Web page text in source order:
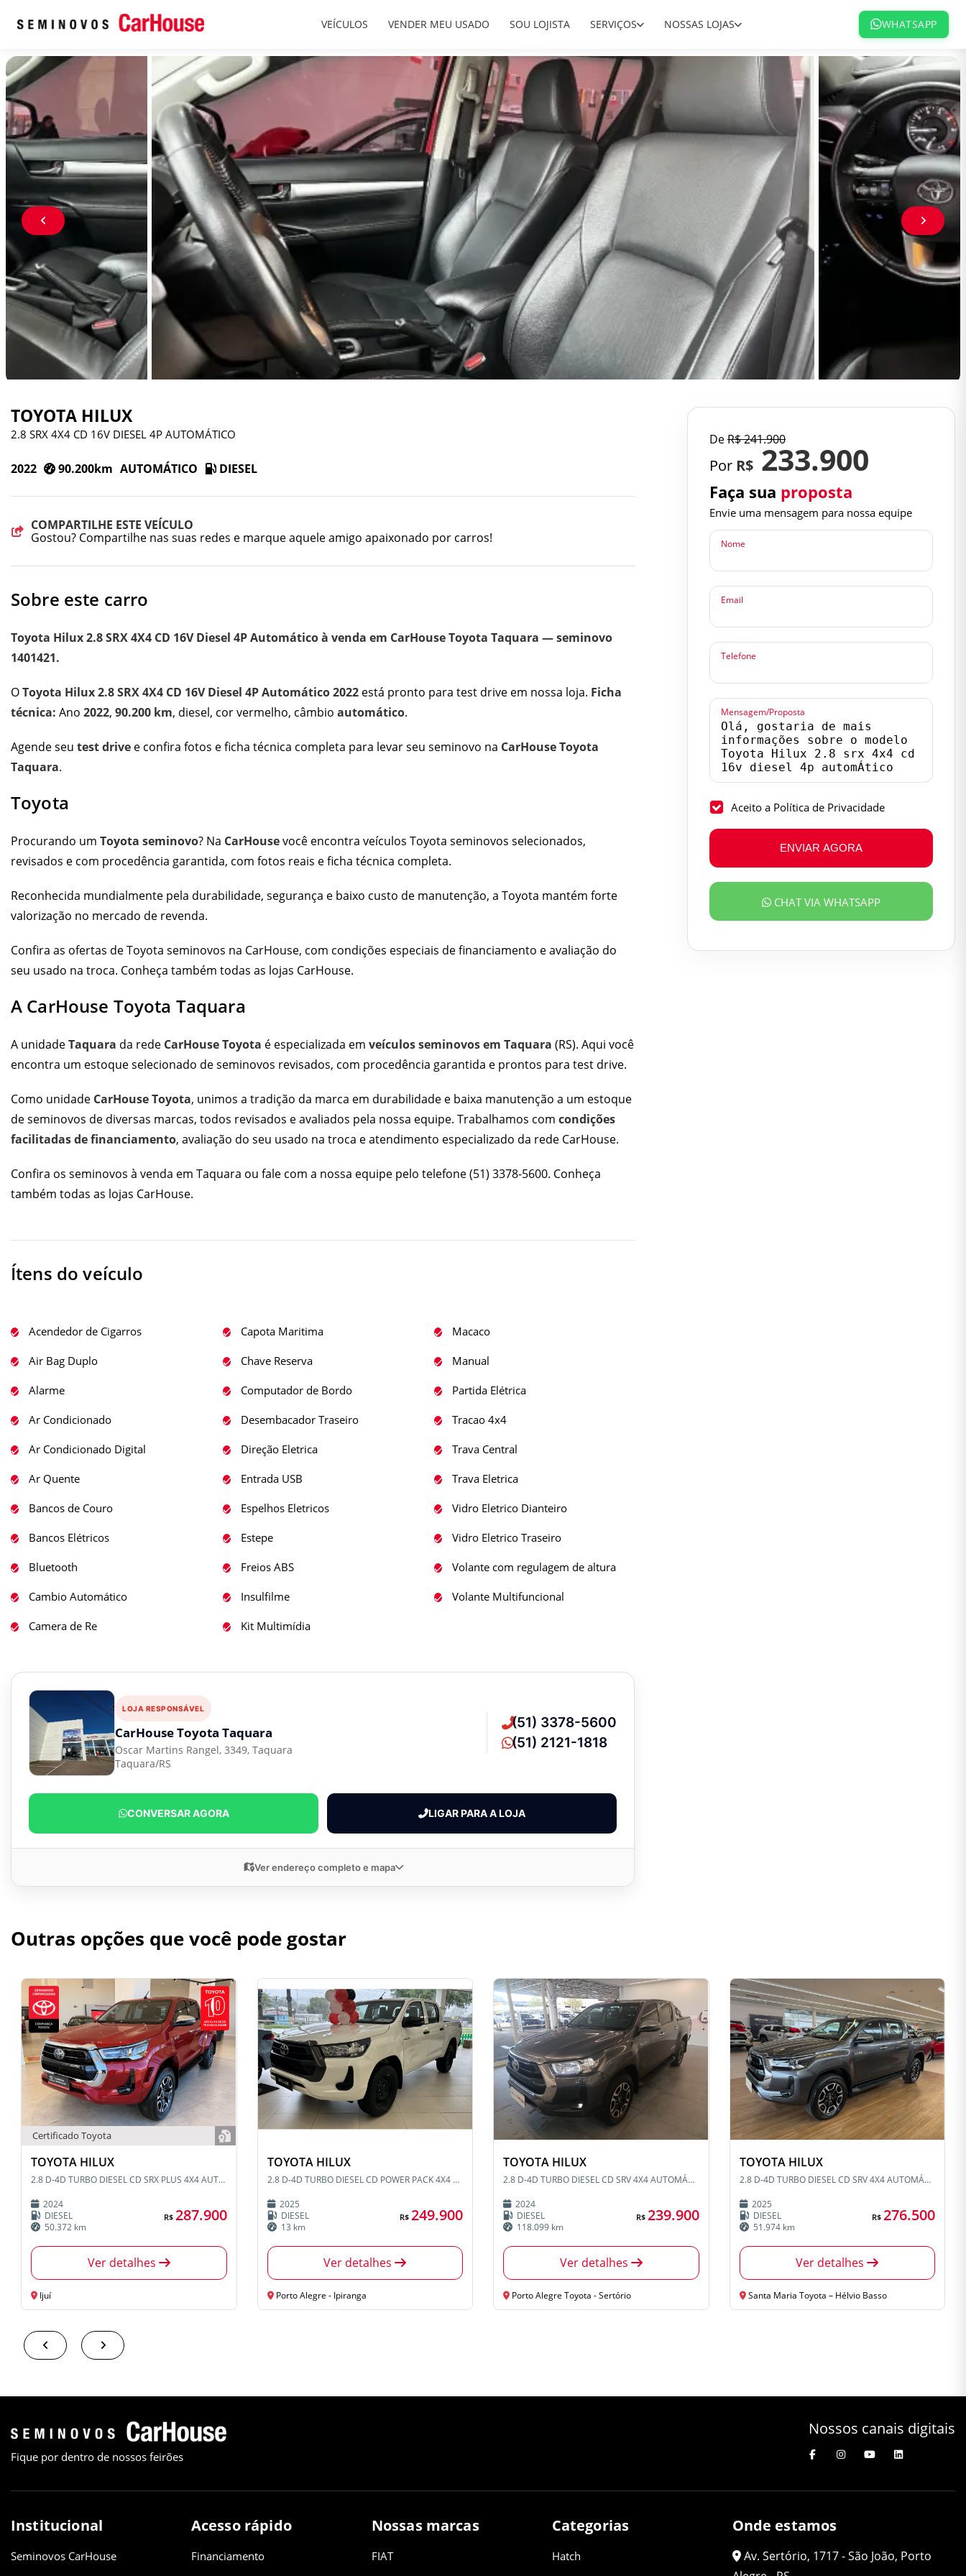
VEÍCULOS VENDER MEU USADO SOU LOJISTA SERVIÇOS NOSSAS LOJAS WHATSAPP
TOYOTA HILUX
2.8 SRX 4X4 CD 16V DIESEL 4P AUTOMÁTICO
2022 90.200km AUTOMÁTICO DIESEL
COMPARTILHE ESTE VEÍCULO
Gostou? Compartilhe nas suas redes e marque aquele amigo apaixonado por carros!
Sobre este carro
Toyota Hilux 2.8 SRX 4X4 CD 16V Diesel 4P Automático à venda em CarHouse Toyota Taquara — seminovo
1401421.
OToyota Hilux 2.8 SRX 4X4 CD 16V Diesel 4P Automático 2022 está pronto para test drive em nossa loja. Ficha
técnica: Ano 2022, 90.200 km, diesel, cor vermelho, câmbio automático.
Agende seu test drive e confira fotos e ficha técnica completa para levar seu seminovo na CarHouse Toyota
Taquara.
Toyota
Procurando um Toyota seminovo? Na CarHousevocê encontra veículos Toyota seminovos selecionados,
revisados e com procedência garantida, com fotos reais e ficha técnica completa.
Reconhecida mundialmente pela durabilidade, segurança e baixo custo de manutenção, a Toyota mantém forte
valorização no mercado de revenda.
Confira as ofertas de Toyota seminovos na CarHouse, com condições especiais de financiamento e avaliação do
seu usado na troca. Conheça também todas as lojas CarHouse.
A CarHouse Toyota Taquara
A unidadeTaquara da rede CarHouse Toyota é especializada em veículos seminovos em Taquara (RS). Aqui você
encontra um estoque selecionado de seminovos revisados, com procedência garantida e prontos para test drive.
Como unidade CarHouse Toyota, unimos a tradição da marca em durabilidade e baixa manutenção a um estoque
de seminovos de diversas marcas, todos revisados e avaliados pela nossa equipe. Trabalhamos com condições
facilitadas de financiamento, avaliação do seu usado na troca e atendimento especializado da rede CarHouse.
Confira os seminovos à venda em Taquara ou fale com a nossa equipe pelo telefone(51) 3378-5600. Conheça
também todas as lojas CarHouse.
Ítens do veículo
Acendedor de Cigarros
Air Bag Duplo
Alarme
Ar Condicionado
Ar Condicionado Digital
Ar Quente
Bancos de Couro
Bancos Elétricos
Bluetooth
Cambio Automático
Camera de Re
Capota Maritima
Chave Reserva
Computador de Bordo
Desembacador Traseiro
Direção Eletrica
Entrada USB
Espelhos Eletricos
Estepe
Freios ABS
Insulfilme
Kit Multimídia
Macaco
Manual
Partida Elétrica
Tracao 4x4
Trava Central
Trava Eletrica
Vidro Eletrico Dianteiro
Vidro Eletrico Traseiro
Volante com regulagem de altura
Volante Multifuncional
LOJA RESPONSÁVEL
CarHouse Toyota Taquara
Oscar Martins Rangel, 3349, Taquara
Taquara/RS
(51) 3378-5600
(51) 2121-1818
CONVERSAR AGORA LIGAR PARA A LOJA
Ver endereço completo e mapa
DeR$241.900
Por R$ 233.900
Faça sua proposta
Envie uma mensagem para nossa equipe
Nome
Email
Telefone
Mensagem/Proposta
Aceito a Política de Privacidade
ENVIAR AGORA
CHAT VIA WHATSAPP
Outras opções que você pode gostar
Certificado Toyota
TOYOTA HILUX
2.8 D-4D TURBO DIESEL CD SRX PLUS 4X4 AUTOMÁTICO
2024
DIESEL
50.372 km
R$ 287.900
Ver detalhes
Ijuí
TOYOTA HILUX
2.8 D-4D TURBO DIESEL CD POWER PACK 4X4 AUTOMATICO
2025
DIESEL
13 km
R$ 249.900
Ver detalhes
Porto Alegre - Ipiranga
TOYOTA HILUX
2.8 D-4D TURBO DIESEL CD SRV 4X4 AUTOMÁTICO
2024
DIESEL
118.099 km
R$ 239.900
Ver detalhes
Porto Alegre Toyota - Sertório
TOYOTA HILUX
2.8 D-4D TURBO DIESEL CD SRV 4X4 AUTOMÁTICO
2025
DIESEL
51.974 km
R$ 276.500
Ver detalhes
Santa Maria Toyota – Hélvio Basso
Fique por dentro de nossos feirões
Nossos canais digitais
Institucional
Seminovos CarHouse
Acesso rápido
Financiamento
Nossas marcas
FIAT
Categorias
Hatch
Onde estamos
Av. Sertório, 1717 - São João, Porto